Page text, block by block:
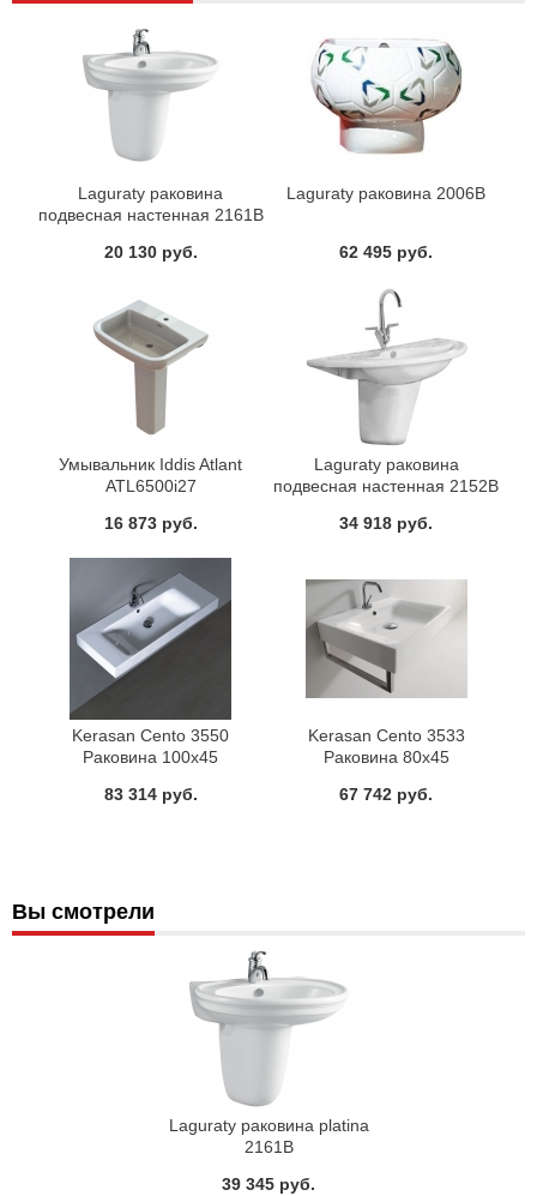
Laguraty раковина
подвесная настенная 2161В
20 130 руб.
Laguraty раковина 2006В
62 495 руб.
Умывальник Iddis Atlant
ATL6500i27
16 873 руб.
Laguraty раковина
подвесная настенная 2152В
34 918 руб.
Kerasan Cento 3550
Раковина 100x45
83 314 руб.
Kerasan Cento 3533
Раковина 80x45
67 742 руб.
Вы смотрели
Laguraty раковина platina
2161В
39 345 руб.